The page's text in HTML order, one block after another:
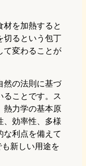
材を加熱すると
切るという包丁
て変わることが
然の法則に基づ
ることです。ス
熱力学の基本原
、効率性、多様
な利点を備えて
新しい用途を